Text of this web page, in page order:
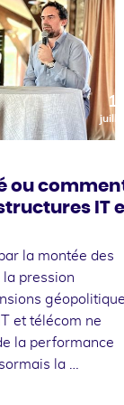
ou
IT
la montée des
pression
et télécom ne
la performance
la …